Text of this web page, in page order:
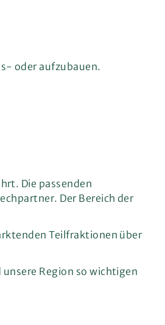
oder aufzubauen.
Die passenden
Der Bereich der
Teilfraktionen über
Region so wichtigen